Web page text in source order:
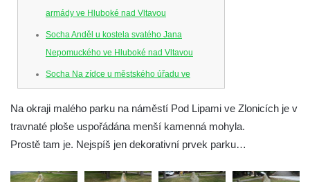
armády ve Hluboké nad Vltavou
Socha Anděl u kostela svatého Jana
Nepomuckého ve Hluboké nad Vltavou
Socha Na zídce u městského úřadu ve
Socha Posel na břehu Munického rybníka
ve Hluboké nad Vltavou
Socha Ledviny mezi kruhovým objezdem a
Munickým rybníkem ve Hluboké nad
Na okraji malého parku na náměstí Pod Lipami ve Zlonicích je v
travnaté ploše uspořádána menší kamenná mohyla.
Prostě tam je. Nejspíš jen dekorativní prvek parku…